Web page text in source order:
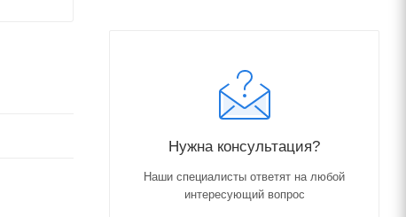
Нужна консультация?
Наши специалисты ответят на любой
интересующий вопрос